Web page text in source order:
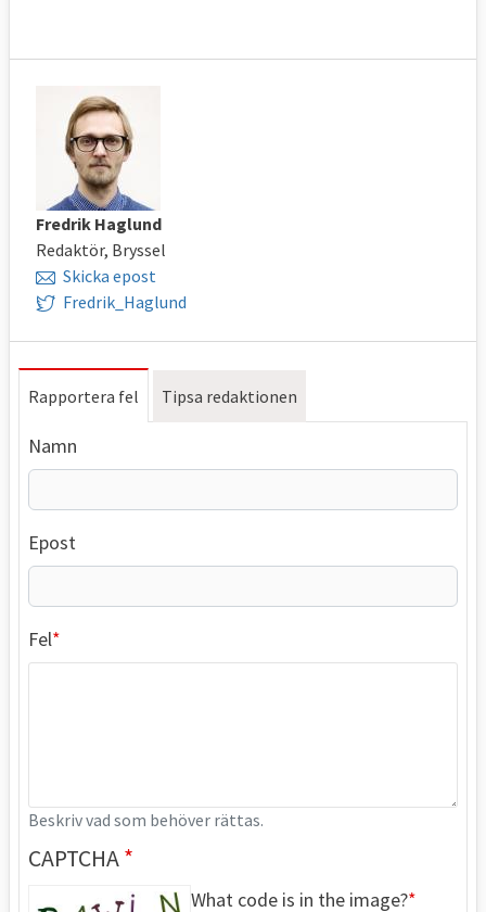
Fredrik Haglund
Redaktör, Bryssel
Skicka epost
Fredrik_Haglund
Rapportera fel Tipsa redaktionen
Namn
Epost
Fel
Beskriv vad som behöver rättas.
CAPTCHA
What code is in the image?